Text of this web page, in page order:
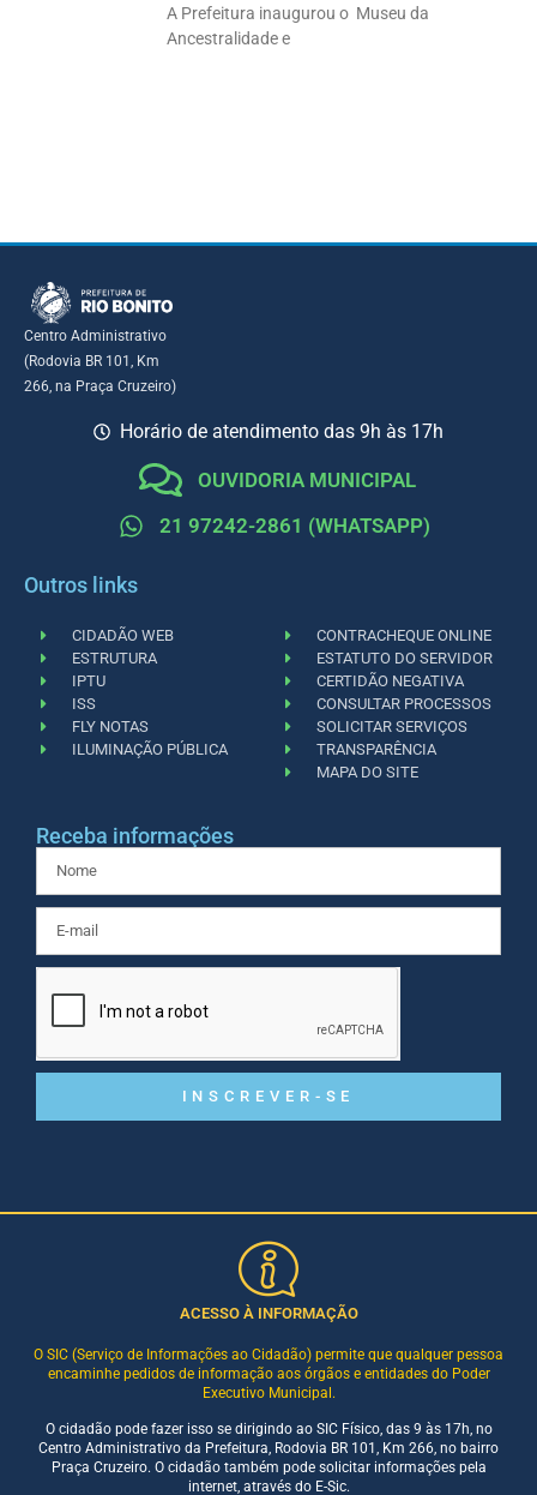
A Prefeitura inaugurou o Museu da
Ancestralidade e
Centro Administrativo
(Rodovia BR 101, Km
266, na Praça Cruzeiro)
Horário de atendimento das 9h às 17h
OUVIDORIA MUNICIPAL
21 97242-2861 (WHATSAPP)
Outros links
CIDADÃO WEB
ESTRUTURA
IPTU
ISS
FLY NOTAS
ILUMINAÇÃO PÚBLICA
CONTRACHEQUE ONLINE
ESTATUTO DO SERVIDOR
CERTIDÃO NEGATIVA
CONSULTAR PROCESSOS
SOLICITAR SERVIÇOS
TRANSPARÊNCIA
MAPA DO SITE
Receba informações
INSCREVER-SE
ACESSO À INFORMAÇÃO
O SIC (Serviço de Informações ao Cidadão) permite que qualquer pessoa
encaminhe pedidos de informação aos órgãos e entidades do Poder
Executivo Municipal.
O cidadão pode fazer isso se dirigindo ao SIC Físico, das 9 às 17h, no
Centro Administrativo da Prefeitura, Rodovia BR 101, Km 266, no bairro
Praça Cruzeiro. O cidadão também pode solicitar informações pela
internet, através do E-Sic.